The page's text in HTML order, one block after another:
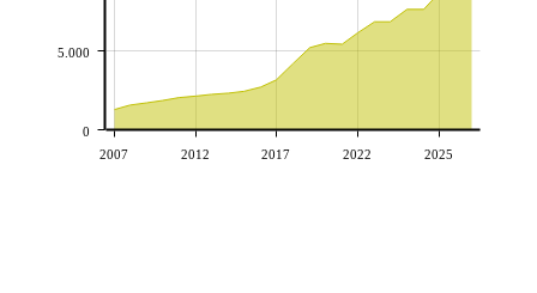
2007 2012 2017 2022 2025
0
5.000